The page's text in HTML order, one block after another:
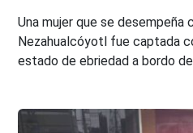
Una mujer que se desempeña
Nezahualcóyotl fue captada
estado de ebriedad a bordo